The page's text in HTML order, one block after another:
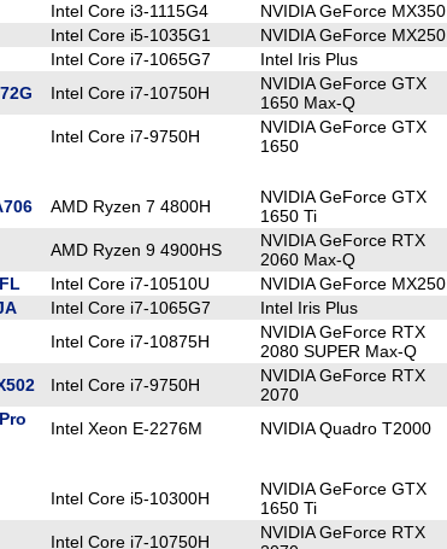
Intel Core i3-1115G4 NVIDIA GeForce MX350
Intel Core i5-1035G1 NVIDIA GeForce MX250
Intel Core i7-1065G7 Intel Iris Plus
Intel Core i7-10750H
NVIDIA GeForce GTX
1650 Max-Q
Intel Core i7-9750H
NVIDIA GeForce GTX
1650
AMD Ryzen 7 4800H
NVIDIA GeForce GTX
1650 Ti
AMD Ryzen 9 4900HS
NVIDIA GeForce RTX
2060 Max-Q
Intel Core i7-10510U NVIDIA GeForce MX250
Intel Core i7-1065G7 Intel Iris Plus
Intel Core i7-10875H
NVIDIA GeForce RTX
2080 SUPER Max-Q
Intel Core i7-9750H
NVIDIA GeForce RTX
2070
Intel Xeon E-2276M NVIDIA Quadro T2000
Intel Core i5-10300H
NVIDIA GeForce GTX
1650 Ti
Intel Core i7-10750H
NVIDIA GeForce RTX